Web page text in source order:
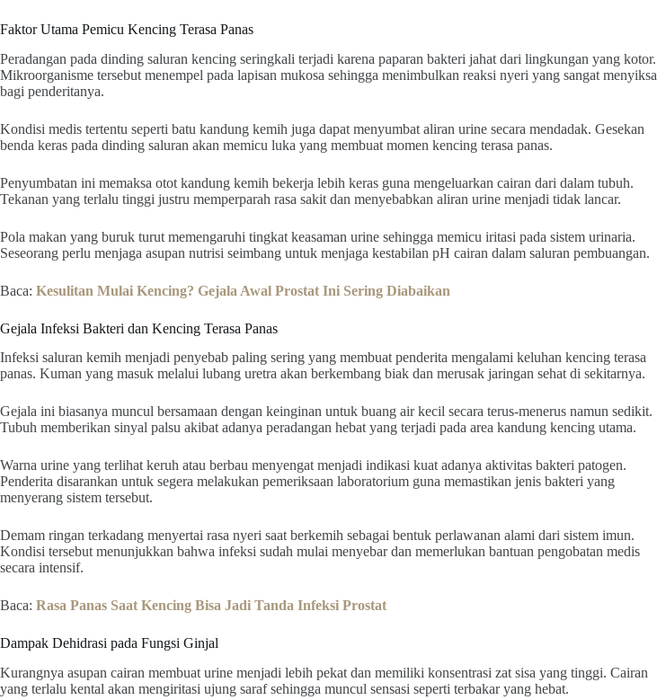
Faktor Utama Pemicu Kencing Terasa Panas
Peradangan pada dinding saluran kencing seringkali terjadi karena paparan bakteri jahat dari lingkungan yang kotor.
Mikroorganisme tersebut menempel pada lapisan mukosa sehingga menimbulkan reaksi nyeri yang sangat menyiksa
bagi penderitanya.
Kondisi medis tertentu seperti batu kandung kemih juga dapat menyumbat aliran urine secara mendadak. Gesekan
benda keras pada dinding saluran akan memicu luka yang membuat momen kencing terasa panas.
Penyumbatan ini memaksa otot kandung kemih bekerja lebih keras guna mengeluarkan cairan dari dalam tubuh.
Tekanan yang terlalu tinggi justru memperparah rasa sakit dan menyebabkan aliran urine menjadi tidak lancar.
Pola makan yang buruk turut memengaruhi tingkat keasaman urine sehingga memicu iritasi pada sistem urinaria.
Seseorang perlu menjaga asupan nutrisi seimbang untuk menjaga kestabilan pH cairan dalam saluran pembuangan.
Baca: Kesulitan Mulai Kencing? Gejala Awal Prostat Ini Sering Diabaikan
Gejala Infeksi Bakteri dan Kencing Terasa Panas
Infeksi saluran kemih menjadi penyebab paling sering yang membuat penderita mengalami keluhan kencing terasa
panas. Kuman yang masuk melalui lubang uretra akan berkembang biak dan merusak jaringan sehat di sekitarnya.
Gejala ini biasanya muncul bersamaan dengan keinginan untuk buang air kecil secara terus-menerus namun sedikit.
Tubuh memberikan sinyal palsu akibat adanya peradangan hebat yang terjadi pada area kandung kencing utama.
Warna urine yang terlihat keruh atau berbau menyengat menjadi indikasi kuat adanya aktivitas bakteri patogen.
Penderita disarankan untuk segera melakukan pemeriksaan laboratorium guna memastikan jenis bakteri yang
menyerang sistem tersebut.
Demam ringan terkadang menyertai rasa nyeri saat berkemih sebagai bentuk perlawanan alami dari sistem imun.
Kondisi tersebut menunjukkan bahwa infeksi sudah mulai menyebar dan memerlukan bantuan pengobatan medis
secara intensif.
Baca: Rasa Panas Saat Kencing Bisa Jadi Tanda Infeksi Prostat
Dampak Dehidrasi pada Fungsi Ginjal
Kurangnya asupan cairan membuat urine menjadi lebih pekat dan memiliki konsentrasi zat sisa yang tinggi. Cairan
yang terlalu kental akan mengiritasi ujung saraf sehingga muncul sensasi seperti terbakar yang hebat.